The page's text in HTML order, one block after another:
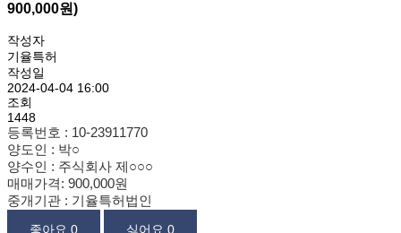
900,000원)
작성자
기율특허
작성일
2024-04-04 16:00
조회
1448
등록번호 : 10-23911770
양도인 : 박○
양수인 : 주식회사 제○○○
매매가격: 900,000원
중개기관 : 기율특허법인
좋아요 0 싫어요 0